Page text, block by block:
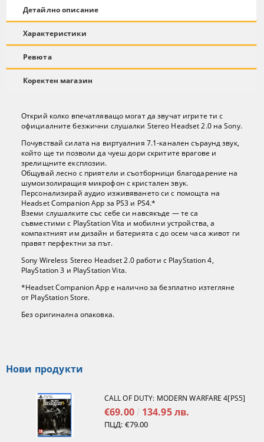
Детайлно описание
Характеристики
Ревюта
Коректен магазин
Открий колко впечатляващо могат да звучат игрите ти с
официалните безжични слушалки Stereo Headset 2.0 на Sony.
Почувствай силата на виртуалния 7.1-канален съраунд звук,
който ще ти позволи да чуеш дори скритите врагове и
зрелищните експлозии.
Общувай лесно с приятели и съотборници благодарение на
шумоизолиращия микрофон с кристален звук.
Персонализирай аудио изживяването си с помощта на
Headset Companion App за PS3 и PS4.*
Вземи слушалките със себе си навсякъде — те са
съвместими с PlayStation Vita и мобилни устройства, а
компактният им дизайн и батерията с до осем часа живот ги
правят перфектни за път.
Sony Wireless Stereo Headset 2.0 работи с PlayStation 4,
PlayStation 3 и PlayStation Vita.
*Headset Companion App е налично за безплатно изтегляне
от PlayStation Store.
Без оригинална опаковка.
Нови продукти
CALL OF DUTY: MODERN WARFARE 4[PS5]
€69.00 134.95 лв.
ПЦД: €79.00